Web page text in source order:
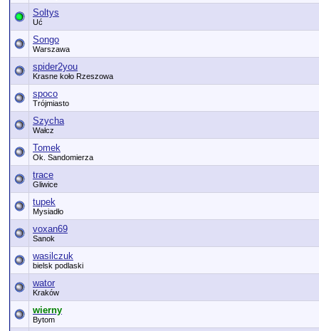
Soltys
Uć
Songo
Warszawa
spider2you
Krasne koło Rzeszowa
spoco
Trójmiasto
Szycha
Wałcz
Tomek
Ok. Sandomierza
trace
Gliwice
tupek
Mysiadło
voxan69
Sanok
wasilczuk
bielsk podlaski
wator
Kraków
wierny
Bytom